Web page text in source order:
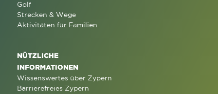
Golf
Strecken & Wege
Aktivitäten für Familien
NÜTZLICHE
INFORMATIONEN
Wissenswertes über Zypern
Barrierefreies Zypern